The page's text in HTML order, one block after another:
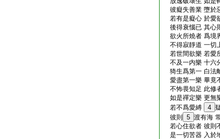
彼癡失善業 墮於
若有是癡心 於愛
後得衰惱已 其心
欲火所燒者 爲境
不得寂靜道 一切
若世間欲樂 若愛
不及一内樂 十六
猗生爲第一 白法
愛盡第一樂 畢竟
不怖畏知足 此修
如是禪定樂 更無
若不爲愛縛
4
彼則
5 渡有海
若心住欲者 彼則
是一切苦器 入於